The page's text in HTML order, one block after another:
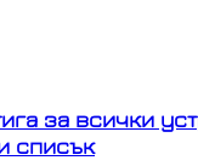
за всички
списък